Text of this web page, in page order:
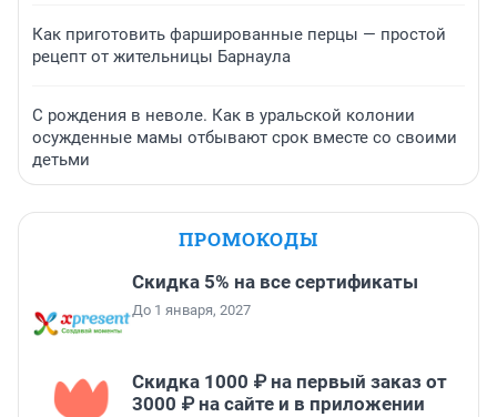
Как приготовить фаршированные перцы — простой
рецепт от жительницы Барнаула
С рождения в неволе. Как в уральской колонии
осужденные мамы отбывают срок вместе со своими
детьми
ПРОМОКОДЫ
Скидка 5% на все сертификаты
До 1 января, 2027
Скидка 1000 ₽ на первый заказ от
3000 ₽ на сайте и в приложении